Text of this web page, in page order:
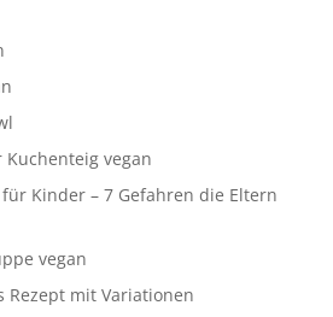
vegan
Kinder – 7 Gefahren die Eltern
vegan
Rezept mit Variationen